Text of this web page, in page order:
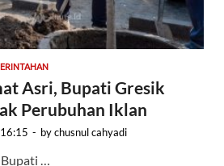
Asri, Bupati Gresik
Perubuhan Iklan
- bychusnul cahyadi
Bupati …